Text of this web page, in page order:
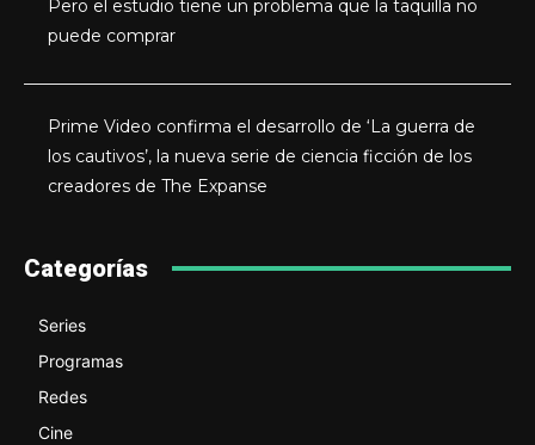
Pero el estudio tiene un problema que la taquilla no
puede comprar
Prime Video confirma el desarrollo de ‘La guerra de
los cautivos’, la nueva serie de ciencia ficción de los
creadores de The Expanse
Categorías
Series
Programas
Redes
Cine